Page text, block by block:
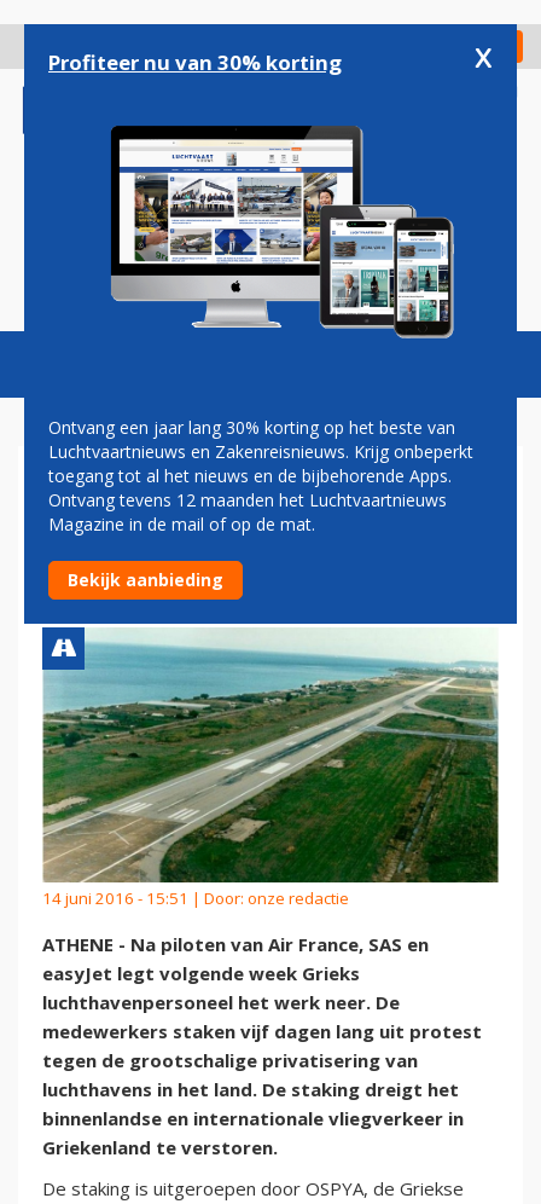
gaan
Check in
Magazine Podcasts Vacatures
GRIEKS
LUCHTHAVENPERSONEEL
STAAKT VOLGENDE WEEK
14 juni 2016 - 15:51 | Door: onze redactie
ATHENE - Na piloten van Air France, SAS en
easyJet legt volgende week Grieks
luchthavenpersoneel het werk neer. De
medewerkers staken vijf dagen lang uit protest
tegen de grootschalige privatisering van
luchthavens in het land. De staking dreigt het
binnenlandse en internationale vliegverkeer in
Griekenland te verstoren.
De staking is uitgeroepen door OSPYA, de Griekse
Profiteer nu van 30% korting x
Ontvang een jaar lang 30% korting op het beste van
Luchtvaartnieuws en Zakenreisnieuws. Krijg onbeperkt
toegang tot al het nieuws en de bijbehorende Apps.
Ontvang tevens 12 maanden het Luchtvaartnieuws
Magazine in de mail of op de mat.
Bekijk aanbieding